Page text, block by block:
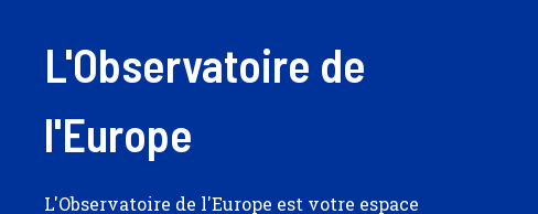
L'Observatoire de
l'Europe
L'Observatoire de l'Europe est votre espace